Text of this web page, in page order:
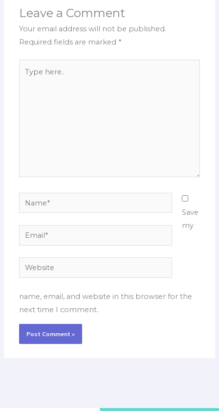
Leave a Comment
Your email address will not be published.
Required fields are marked *
here..
Name*
Email*
Website
Save
my
name, email, and website in this browser for the
next time I comment.